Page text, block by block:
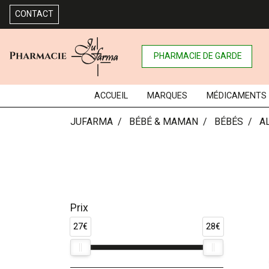
CONTACT
PHARMACIE DE GARDE
ACCUEIL MARQUES MÉDICAMENTS
JUFARMA BÉBÉ & MAMAN BÉBÉS
Prix
27€ 28€